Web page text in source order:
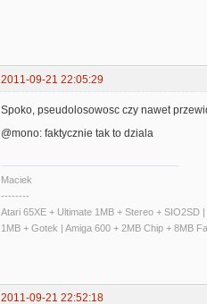
2011-09-21 22:05:29
Spoko, pseudolosowosc czy nawet
@mono: faktycznie tak to dziala
Maciek
--------
Atari 65XE + Ultimate 1MB + Stereo +
1MB + Gotek | Amiga 600 + 2MB Chip + 8MB
2011-09-21 22:52:18